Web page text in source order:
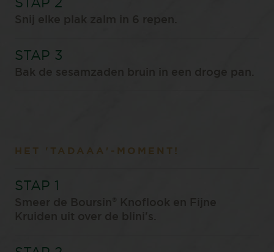
Snij elke plak zalm in 6 repen.
Bak de sesamzaden bruin in een droge pan.
HET 'TADAAA'-MOMENT!
Smeer de Boursin
Knoflook en Fijne
Kruiden uit over de blini's.